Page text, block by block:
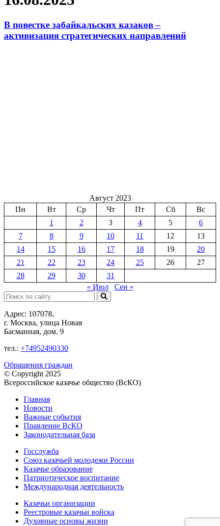
В повестке забайкальских казаков –
активизация стратегических направлений
Август 2023
Пн
Вт Ср Чт Пт Сб
Вс
1
2 3 4 5
6
7
8 9 10 11 12
13
14
15 16 17 18 19
20
21
22 23 24 25 26
27
28
29 30
31
« Июл
Сен »
Поиск:
Адрес: 107078,
г. Москва, улица Новая
Басманная, дом. 9
тел.: +74952490330
Обращения граждан
© Copyright 2025
Всероссийское казачье общество (ВсКО)
Главная
Новости
Важные события
Правление ВсКО
Законодательная база
Госслужба
Союз казачьей молодежи России
Казачье образование
Патриотическое воспитание
Международная деятельность
Казачьи организации
Реестровые казачьи войска
Духовные основы жизни